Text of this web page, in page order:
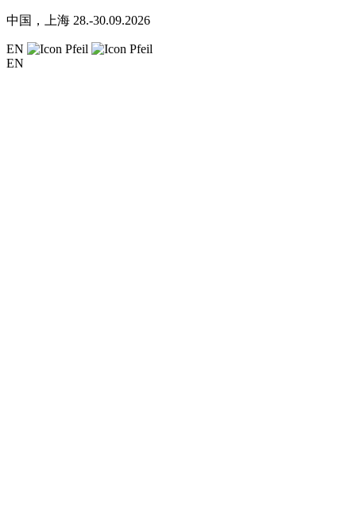
中国，上海 28.-30.09.2026
EN
EN